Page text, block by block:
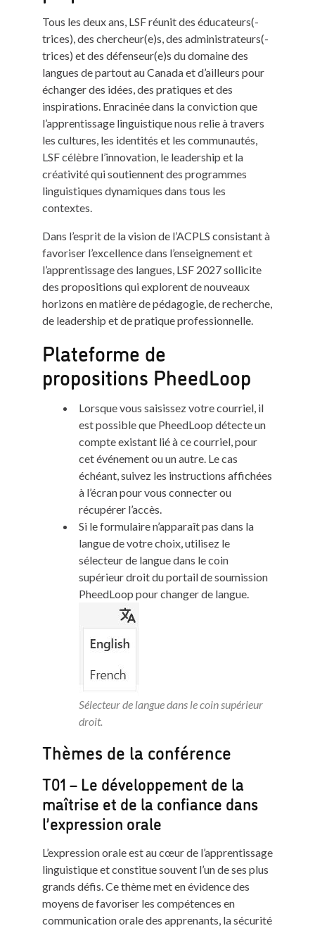
Tous les deux ans, LSF réunit des éducateurs(-
trices), des chercheur(e)s, des administrateurs(-
trices) et des défenseur(e)s du domaine des
langues de partout au Canada et d’ailleurs pour
échanger des idées, des pratiques et des
inspirations. Enracinée dans la conviction que
l’apprentissage linguistique nous relie à travers
les cultures, les identités et les communautés,
LSF célèbre l’innovation, le leadership et la
créativité qui soutiennent des programmes
linguistiques dynamiques dans tous les
contextes.
Dans l’esprit de la vision de l’ACPLS consistant à
favoriser l’excellence dans l’enseignement et
l’apprentissage des langues, LSF 2027 sollicite
des propositions qui explorent de nouveaux
horizons en matière de pédagogie, de recherche,
de leadership et de pratique professionnelle.
Plateforme de
propositions PheedLoop
Lorsque vous saisissez votre courriel, il
est possible que PheedLoop détecte un
compte existant lié à ce courriel, pour
cet événement ou un autre. Le cas
échéant, suivez les instructions affichées
à l’écran pour vous connecter ou
récupérer l’accès.
Si le formulaire n’apparaît pas dans la
langue de votre choix, utilisez le
sélecteur de langue dans le coin
supérieur droit du portail de soumission
PheedLoop pour changer de langue.
Sélecteur de langue dans le coin supérieur
droit.
Thèmes de la conférence
T01 – Le développement de la
maîtrise et de la confiance dans
l’expression orale
L’expression orale est au cœur de l’apprentissage
linguistique et constitue souvent l’un de ses plus
grands défis. Ce thème met en évidence des
moyens de favoriser les compétences en
communication orale des apprenants, la sécurité